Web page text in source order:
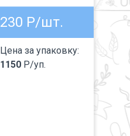
230 Р/шт.
Цена за упаковку:
1150 Р/уп.